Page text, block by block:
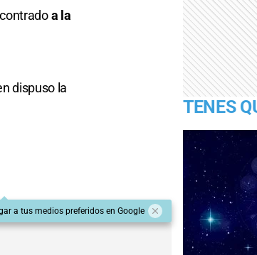
a la
dispuso la
a tus medios preferidos en Google
TENES